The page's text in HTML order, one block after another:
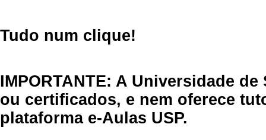
Tudo num clique!
IMPORTANTE: A Universidade
ou certificados, e nem oferece
plataforma e-Aulas USP.